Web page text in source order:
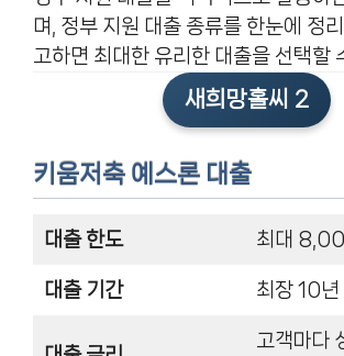
며, 정부 지원 대출 종류를 한눈에 정
고하면 최대한 유리한 대출을 선택할
새희망홀씨 2
키움저축 예스론 대출
대출 한도 최대
대출 기간 최장 10년
고객마다